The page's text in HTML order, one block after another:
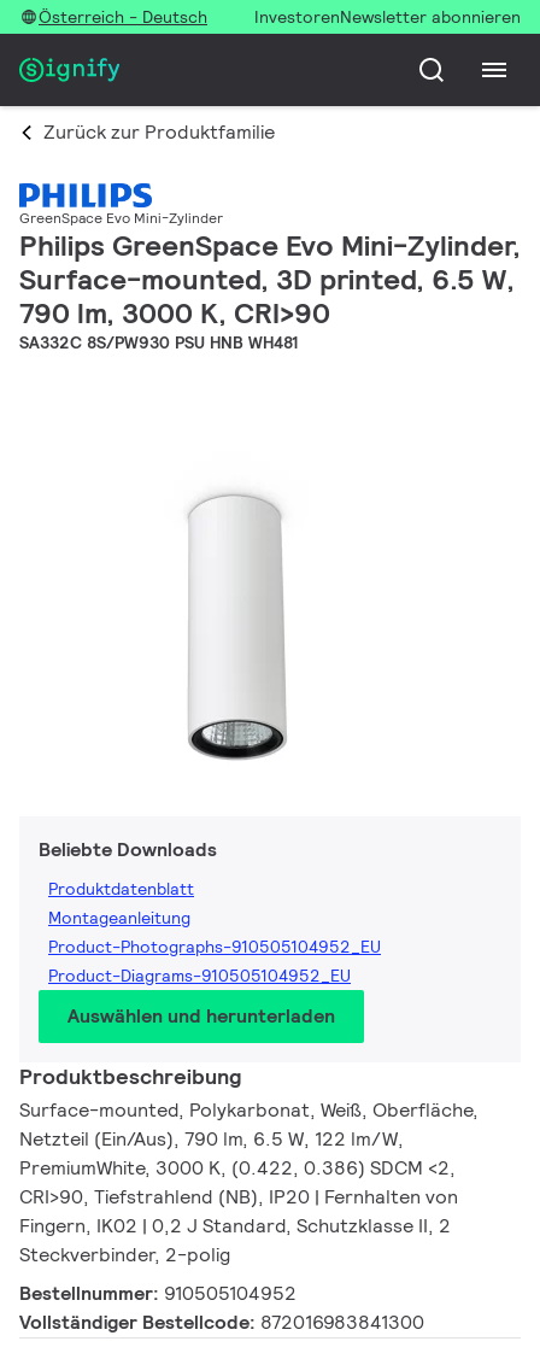
Österreich - Deutsch InvestorenNewsletter abonnieren
Zurück zur Produktfamilie
GreenSpace Evo Mini-Zylinder
Philips GreenSpace Evo Mini-Zylinder,
Surface-mounted, 3D printed, 6.5 W,
790 lm, 3000 K, CRI>90
SA332C 8S/PW930 PSU HNB WH481
Beliebte Downloads
Produktdatenblatt
Montageanleitung
Product-Photographs-910505104952_EU
Product-Diagrams-910505104952_EU
Auswählen und herunterladen
Produktbeschreibung
Surface-mounted, Polykarbonat, Weiß, Oberfläche,
Netzteil (Ein/Aus), 790 lm, 6.5 W, 122 lm/W,
PremiumWhite, 3000 K, (0.422, 0.386) SDCM <2,
CRI>90, Tiefstrahlend (NB), IP20 | Fernhalten von
Fingern, IK02 | 0,2 J Standard, Schutzklasse II, 2
Steckverbinder, 2-polig
Bestellnummer: 910505104952
Vollständiger Bestellcode: 872016983841300